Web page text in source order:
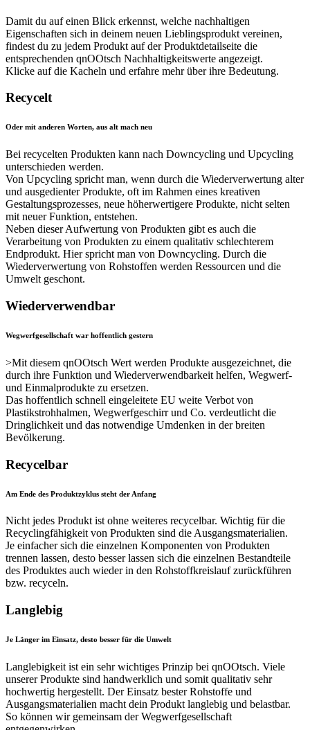
Damit du auf einen Blick erkennst, welche nachhaltigen
Eigenschaften sich in deinem neuen Lieblingsprodukt vereinen,
findest du zu jedem Produkt auf der Produktdetailseite die
entsprechenden qnOOtsch Nachhaltigkeitswerte angezeigt.
Klicke auf die Kacheln und erfahre mehr über ihre Bedeutung.
Recycelt
Oder mit anderen Worten, aus alt mach neu
Bei recycelten Produkten kann nach Downcycling und Upcycling
unterschieden werden.
Von Upcycling spricht man, wenn durch die Wiederverwertung alter
und ausgedienter Produkte, oft im Rahmen eines kreativen
Gestaltungsprozesses, neue höherwertigere Produkte, nicht selten
mit neuer Funktion, entstehen.
Neben dieser Aufwertung von Produkten gibt es auch die
Verarbeitung von Produkten zu einem qualitativ schlechterem
Endprodukt. Hier spricht man von Downcycling. Durch die
Wiederverwertung von Rohstoffen werden Ressourcen und die
Umwelt geschont.
Wiederverwendbar
Wegwerfgesellschaft war hoffentlich gestern
>Mit diesem qnOOtsch Wert werden Produkte ausgezeichnet, die
durch ihre Funktion und Wiederverwendbarkeit helfen, Wegwerf-
und Einmalprodukte zu ersetzen.
Das hoffentlich schnell eingeleitete EU weite Verbot von
Plastikstrohhalmen, Wegwerfgeschirr und Co. verdeutlicht die
Dringlichkeit und das notwendige Umdenken in der breiten
Bevölkerung.
Recycelbar
Am Ende des Produktzyklus steht der Anfang
Nicht jedes Produkt ist ohne weiteres recycelbar. Wichtig für die
Recyclingfähigkeit von Produkten sind die Ausgangsmaterialien.
Je einfacher sich die einzelnen Komponenten von Produkten
trennen lassen, desto besser lassen sich die einzelnen Bestandteile
des Produktes auch wieder in den Rohstoffkreislauf zurückführen
bzw. recyceln.
Langlebig
Je Länger im Einsatz, desto besser für die Umwelt
Langlebigkeit ist ein sehr wichtiges Prinzip bei qnOOtsch. Viele
unserer Produkte sind handwerklich und somit qualitativ sehr
hochwertig hergestellt. Der Einsatz bester Rohstoffe und
Ausgangsmaterialien macht dein Produkt langlebig und belastbar.
So können wir gemeinsam der Wegwerfgesellschaft